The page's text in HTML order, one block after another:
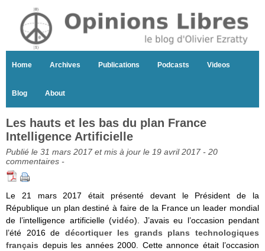
Home Archives Publications Podcasts Videos
Blog About
Les hauts et les bas du plan France
Intelligence Artificielle
Publié le 31 mars 2017 et mis à jour le 19 avril 2017 - 20
commentaires -
Le 21 mars 2017 était présenté devant le Président de la
République un plan destiné à faire de la France un leader mondial
de l’intelligence artificielle (vidéo). J’avais eu l’occasion pendant
l’été 2016 dedécortiquer les grands plans technologiques
français depuis les années 2000. Cette annonce était l’occasion